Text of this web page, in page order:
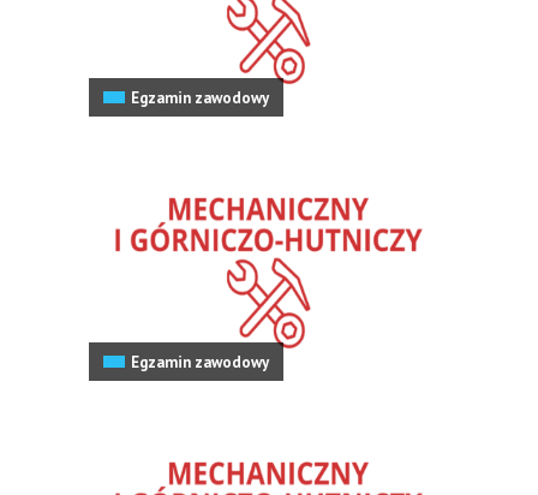
Egzamin zawodowy
Egzamin zawodowy